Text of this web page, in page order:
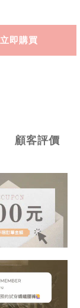
立即購買
顧客評價